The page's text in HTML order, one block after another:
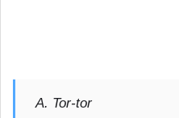
A. Tor-tor